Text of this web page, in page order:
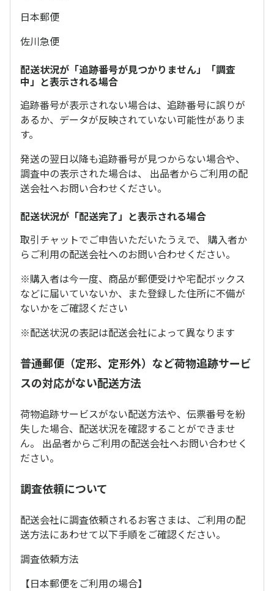
日本郵便
佐川急便
配送状況が「追跡番号が見つかりません」「調査
中」と表示される場合
追跡番号が表示されない場合は、追跡番号に誤りが
あるか、データが反映されていない可能性がありま
す。
発送の翌日以降も追跡番号が見つからない場合や、
調査中の表示された場合は、 出品者からご利用の配
送会社へお問い合わせください。
配送状況が「配送完了」と表示される場合
取引チャットでご申告いただいたうえで、 購入者か
らご利用の配送会社へのお問い合わせください。
※購入者は今一度、商品が郵便受けや宅配ボックス
などに届いていないか、また登録した住所に不備が
ないかをご確認ください
※配送状況の表記は配送会社によって異なります
普通郵便（定形、定形外）など荷物追跡サービ
スの対応がない配送方法
荷物追跡サービスがない配送方法や、伝票番号を紛
失した場合、配送状況を確認することができませ
ん。 出品者からご利用の配送会社へお問い合わせく
ださい。
調査依頼について
配送会社に調査依頼されるお客さまは、ご利用の配
送方法にあわせて以下手順をご確認ください。
調査依頼方法
【日本郵便をご利用の場合】